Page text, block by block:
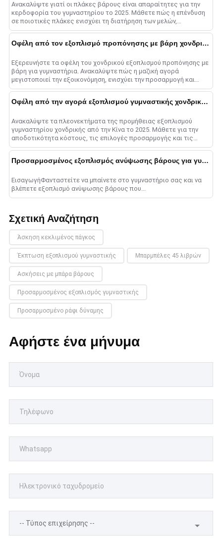
Ανακαλύψτε γιατί οι πλάκες βάρους είναι απαραίτητες για την
κερδοφορία του γυμναστηρίου το 2025. Μάθετε πώς η επένδυση
σε ποιοτικές πλάκες ενισχύει τη διατήρηση των μελών,
προσελκύει νέους πελάτες, α......
Οφέλη από τον εξοπλισμό προπόνησης με βάρη χονδρικής
Εξερευνήστε τα οφέλη του χονδρικού εξοπλισμού προπόνησης με
βάρη για γυμναστήρια. Ανακαλύψτε πώς η μαζική αγορά
μεγιστοποιεί την εξοικονόμηση, ενισχύει την προσαρμογή και
εξορθολογίζει τη λειτουργία......
Οφέλη από την αγορά εξοπλισμού γυμναστικής χονδρικής από την Κίνα
Ανακαλύψτε τα πλεονεκτήματα της προμήθειας εξοπλισμού
γυμναστηρίου χονδρικής από την Κίνα το 2025. Μάθετε για την
αποδοτικότητα κόστους, τις επιλογές προσαρμογής και τις
στρατηγικές για επιτυχία......
Προσαρμοσμένος εξοπλισμός ανύψωσης βάρους για γυμναστήρια
ΕισαγωγήΦανταστείτε να μπαίνετε στο γυμναστήριο σας και να
βλέπετε εξοπλισμό ανύψωσης βάρους που...
Σχετική Αναζήτηση
Άσκηση κεκλιμένος πάγκος
Έκπτωση εξοπλισμού γυμναστικής Μπαρμπέλες 45 λιβρών
Ασκήσεις με μπάρα βάρους
Προσαρμοσμένος εξοπλισμός γυμναστικής
Προσαρμοσμένο ράφι δύναμης
Αφήστε ένα μήνυμα